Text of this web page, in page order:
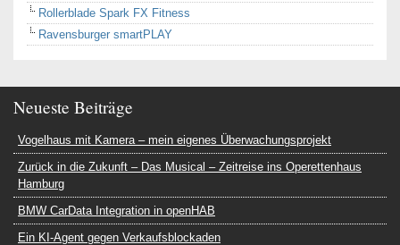
Rollerblade Spark FX Fitness
Ravensburger smartPLAY
Neueste Beiträge
Vogelhaus mit Kamera – mein eigenes Überwachungsprojekt
Zurück in die Zukunft – Das Musical – Zeitreise ins Operettenhaus
Hamburg
BMW CarData Integration in openHAB
Ein KI-Agent gegen Verkaufsblockaden